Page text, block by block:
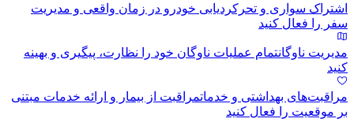
اشتراک سواری و تحرکردیابی خودرو در زمان واقعی و مدیریت
سفر را فعال کنید
مدیریت ناوگانتمام عملیات ناوگان خود را نظارت، پیگیری و بهینه
کنید
مراقبت‌های بهداشتی و خدماتمراقبت از بیمار و ارائه خدمات مبتنی
بر موقعیت را فعال کنید